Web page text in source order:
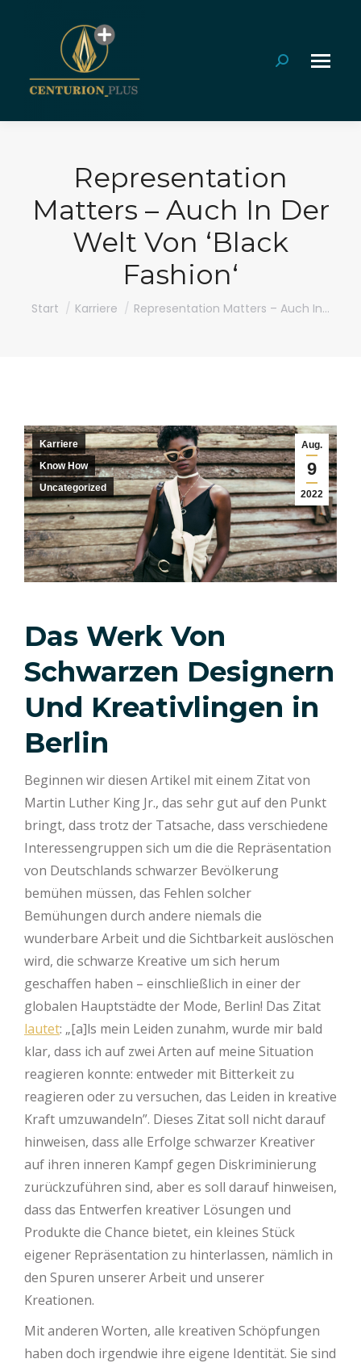
Search:
Representation
Matters – Auch In Der
Welt Von ‘Black
Fashion‘
Sie befinden sich hier:
Start Karriere Representation Matters – Auch In…
Aug.
9
2022
Karriere
Know How
Uncategorized
Das Werk Von
Schwarzen Designern
Und Kreativlingen in
Berlin
Beginnen wir diesen Artikel mit einem Zitat von
Martin Luther King Jr., das sehr gut auf den Punkt
bringt, dass trotz der Tatsache, dass verschiedene
Interessengruppen sich um die die Repräsentation
von Deutschlands schwarzer Bevölkerung
bemühen müssen, das Fehlen solcher
Bemühungen durch andere niemals die
wunderbare Arbeit und die Sichtbarkeit auslöschen
wird, die schwarze Kreative um sich herum
geschaffen haben – einschließlich in einer der
globalen Hauptstädte der Mode, Berlin! Das Zitat
lautet: „[a]ls mein Leiden zunahm, wurde mir bald
klar, dass ich auf zwei Arten auf meine Situation
reagieren konnte: entweder mit Bitterkeit zu
reagieren oder zu versuchen, das Leiden in kreative
Kraft umzuwandeln”. Dieses Zitat soll nicht darauf
hinweisen, dass alle Erfolge schwarzer Kreativer
auf ihren inneren Kampf gegen Diskriminierung
zurückzuführen sind, aber es soll darauf hinweisen,
dass das Entwerfen kreativer Lösungen und
Produkte die Chance bietet, ein kleines Stück
eigener Repräsentation zu hinterlassen, nämlich in
den Spuren unserer Arbeit und unserer
Kreationen.
Mit anderen Worten, alle kreativen Schöpfungen
haben doch irgendwie ihre eigene Identität. Sie sind